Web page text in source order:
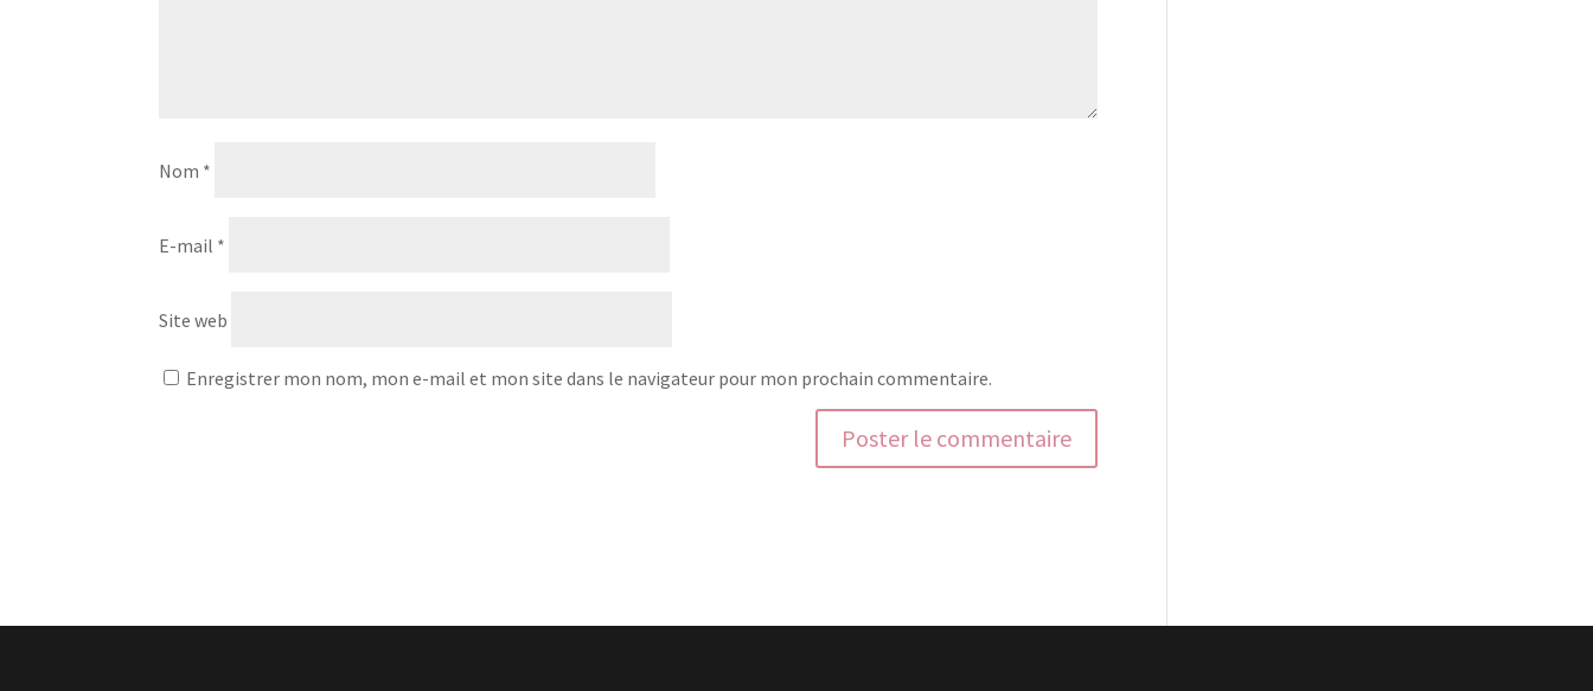
Nom *
E-mail *
Site web
Enregistrer mon nom, mon e-mail et mon site dans le navigateur pour mon prochain commentaire.